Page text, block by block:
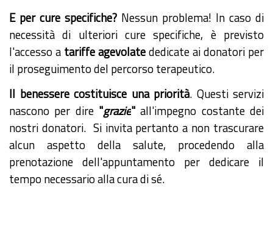
E per cure specifiche? Nessun problema! In caso di
necessità di ulteriori cure specifiche, è previsto
l'accesso a tariffe agevolatededicate ai donatori per
il proseguimento del percorso terapeutico.
Il benessere costituisce una priorità. Questi servizi
nascono per dire "grazie" all'impegno costante dei
nostri donatori. Si invita pertanto a non trascurare
alcun aspetto della salute, procedendo alla
prenotazione dell'appuntamento per dedicare il
tempo necessario alla cura di sé.